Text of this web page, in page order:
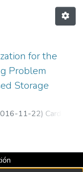
for the
Problem
Storage
11-22) Cardona,